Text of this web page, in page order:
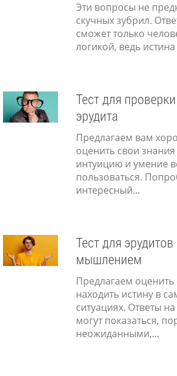
Эти вопросы не
скучных зубрил.
сможет только
логикой, ведь истина
Тест для
эрудита
Предлагаем вам
оценить свои знания
интуицию и умение
пользоваться.
интересный...
Тест для
мышлением
Предлагаем оценить
находить истину в
ситуациях. Ответы
могут показаться,
неожиданными,...